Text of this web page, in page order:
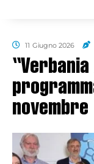
11 Giugno 2026
novembre